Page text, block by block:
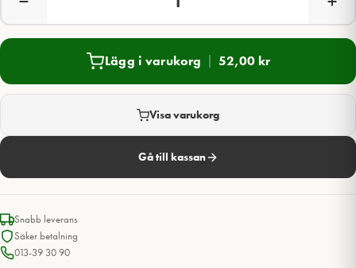
Lägg i varukorg 52,00 kr
Visa varukorg
Gå till kassan
Snabb leverans
Säker betalning
013-39 30 90